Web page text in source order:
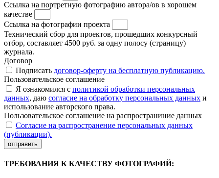
Ссылка на портретную фотографию автора/ов в хорошем
качестве
Ссылка на фотографии проекта
Технический сбор для проектов, прошедших конкурсный
отбор, составляет 4500 руб. за одну полосу (страницу)
журнала.
Договор
Подписать договор-оферту на бесплатную публикацию.
Пользовательское соглашение
Я ознакомился с политикой обработки персональных
данных, даю согласие на обработку персональных данных и
использование авторского права.
Пользовательское соглашение на распространиние данных
Согласие на распространение персональных данных
(публикации).
отправить
ТРЕБОВАНИЯ К КАЧЕСТВУ ФОТОГРАФИЙ: